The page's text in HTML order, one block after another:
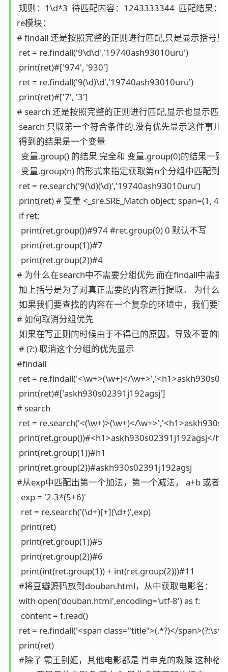
规则：1\d*3  待匹配内容：1243333344  匹配结果：
re模块：
# findall 还是按照完整的正则进行匹配,只是显示括号
ret = re.findall('9\d\d','19740ash93010uru')
print(ret)#['974', '930']
ret = re.findall('9(\d)\d','19740ash93010uru')
print(ret)#['7', '3']
# search 还是按照完整的正则进行匹配,显示也显示匹
search 只取第一个符合条件的,没有优先显示这件事儿
得到的结果是一个变量
  变量.group() 的结果 完全和 变量.group(0)的结果一致
变量.group(n) 的形式来指定获取第n个分组中匹配到
ret = re.search('9(\d)(\d)','19740ash93010uru')
print(ret) # 变量 <_sre.SRE_Match object; span=(1,
if ret:
  print(ret.group())#974 #ret.group(0) 0 默认不写
  print(ret.group(1))#7
  print(ret.group(2))#4
# 为什么在search中不需要分组优先 而在findall中需要?
加上括号是为了对真正需要的内容进行提取。 为什么
如果我们要查找的内容在一个复杂的环境中，我们要
# 如何取消分组优先
如果在写正则的时候由于不得已的原因，导致不要的
# (?:) 取消这个分组的优先显示
#findall
ret = re.findall('<\w+>(\w+)</
print(ret)#['askh930s02391j192agsj']
# search
ret = re.search('<(\w+)>(\w+)</
print(ret.group())#<h1>askh930s02391j192agsj</
print(ret.group(1))#h1
print(ret.group(2))#askh930s02391j192agsj
#从exp中匹配出第一个加法，第一个减法， a+b 或者
  exp = '2-3*(5+6)'
  ret = re.search('(\d+)[+](\d+)',exp)
  print(ret)
  print(ret.group(1))#5
  print(ret.group(2))#6
  print(int(ret.group(1)) + int(ret.group(2)))#11
#将豆瓣源码放到douban.html，从中获取电影名：
with open('douban.html',encoding='utf-8') as f:
  content = f.read()
ret = re.findall('<span class="title">(.*?)</
print(ret)
#除了 霸王别姬，其他电影都是 肖申克的救赎 这种格